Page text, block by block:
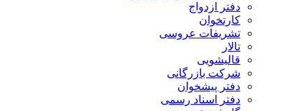
دفتر ازدواج
کارتخوان
تشریفات عروسی
تالار
قالیشویی
شرکت بازرگانی
دفتر پیشخوان
دفتر اسناد رسمی